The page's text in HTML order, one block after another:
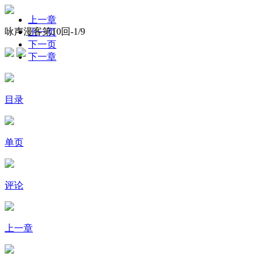
咏声漫客第10回-1/9
上一章
上一页
下一页
下一章
目录
单页
评论
上一章